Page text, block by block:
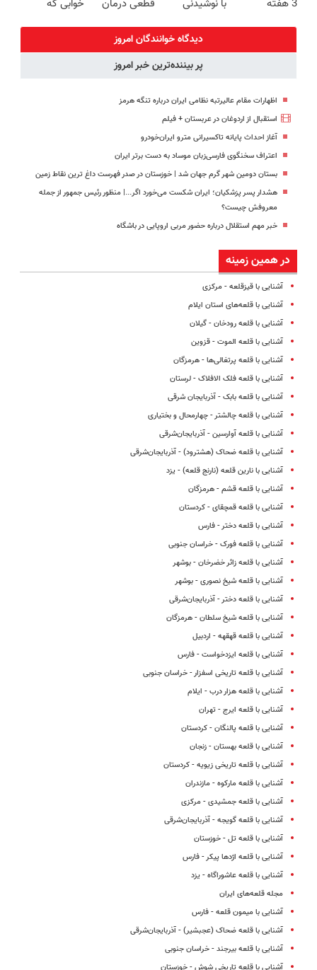
3 هفته
با نوشیدنی
قطعی درمان
◗پرسش‌نامه◖
خوابی که
دیدگاه خوانندگان امروز
پر بیننده‌ترین خبر امروز
اظهارات مقام عالیرتبه نظامی ایران درباره تنگه هرمز
استقبال از اردوغان در عربستان + فیلم
آغاز احداث پایانه تاکسیرانی مترو ایران‌خودرو
اعتراف سخنگوی فارسی‌زبان موساد به دست برتر ایران
بستان دومین شهر گرم جهان شد | خوزستان در صدر فهرست داغ‌ ترین نقاط زمین
هشدار پسر پزشکیان؛ ایران شکست می‌خورد اگر...| منظور رئیس جمهور از جمله
معروفش چیست؟
خبر مهم استقلال درباره حضور مربی اروپایی در باشگاه
در همین زمینه
آشنایی با قیزقلعه - مرکزی
آشنایی با قلعه‌های استان ایلام
آشنایی با قلعه رودخان - گیلان
آشنایی با قلعه الموت - قزوین
آشنایی با قلعه پرتغالی‌ها - هرمزگان
آشنایی با قلعه فلک الافلاک - لرستان
آشنایی با قلعه بابک - آذربایجان شرقی
آشنایی با قلعه چالشتر - چهارمحال و بختیاری
آشنایی با قلعه آوارسین - آذربایجان‌شرقی
آشنایی با قلعه ضحاک (هشترود) - آذربایجان‌شرقی
آشنایی با نارین قلعه (نارنج قلعه) - یزد
آشنایی با قلعه قشم - هرمزگان
آشنایی با قلعه قمچقای - کردستان
آشنایی با قلعه دختر - فارس
آشنایی با قلعه فورک - خراسان جنوبی
آشنایی با قلعه زائر خضرخان - بوشهر
آشنایی با قلعه شیخ نصوری - بوشهر
آشنایی با قلعه دختر - آذربایجان‌شرقی
آشنایی با قلعه شیخ سلطان - هرمزگان
آشنایی با قلعه قهقهه - اردبیل
آشنایی با قلعه ایزدخواست - فارس
آشنایی با قلعه تاریخی اسفزار - خراسان جنوبی
آشنایی با قلعه هزار درب - ایلام
آشنایی با قلعه ایرج - تهران
آشنایی با قلعه پالنگان - کردستان
آشنایی با قلعه بهستان - زنجان
آشنایی با قلعه تاریخی زیویه - کردستان
آشنایی با قلعه مارکوه - مازندران
آشنایی با قلعه جمشیدی - مرکزی
آشنایی با قلعه گویجه - آذربایجان‌شرقی
آشنایی با قلعه تل - خوزستان
آشنایی با قلعه اژدها پیکر - فارس
آشنایی با قلعه عاشوراگاه - یزد
مجله قلعه‌های ایران
آشنایی با میمون قلعه - فارس
آشنایی با قلعه ضحاک (عجبشیر) - آذربایجان‌شرقی
آشنایی با قلعه بیرجند - خراسان جنوبی
آشنایی با قلعه تاریخی شوش - خوزستان